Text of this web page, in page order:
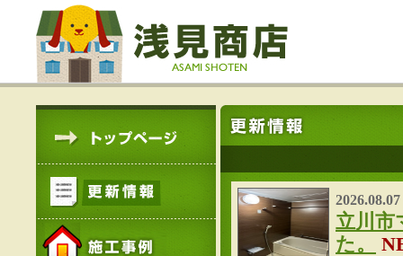
2026.08.07
立川
た。